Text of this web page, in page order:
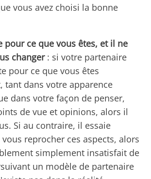
vous avez choisi la bonne
pour ce que vous êtes, et il ne
changer: si votre partenaire
pour ce que vous êtes
tant dans votre apparence
dans votre façon de penser,
de vue et opinions, alors il
Si au contraire, il essaie
reprocher ces aspects, alors
simplement insatisfait de
un modèle de partenaire